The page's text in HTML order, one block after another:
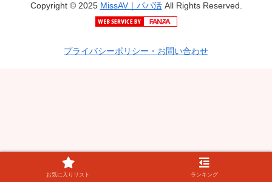
Copyright © 2025 MissAV｜パパ活All Rights Reserved.
プライバシーポリシー・お問い合わせ
お気に入りリスト ランキング